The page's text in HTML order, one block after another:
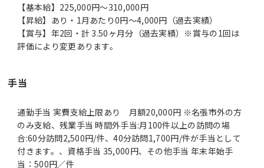
【基本給】225,000円～310,000円
【昇給】あり・1月あたり0円～4,000円（過去実績）
【賞与】年2回・計 3.50ヶ月分（過去実績）※賞与の1回は
評価により変更あります。
手当
通勤手当 実費支給上限あり 月額20,000円 ※名張市外の方
のみ支給、残業手当 時間外手当:月100件以上の訪問の場
合:60分訪問2,500円/件、40分訪問1,700円/件が手当として
付きます。、資格手当 35,000円、その他手当 年末年始手
当：500円／件